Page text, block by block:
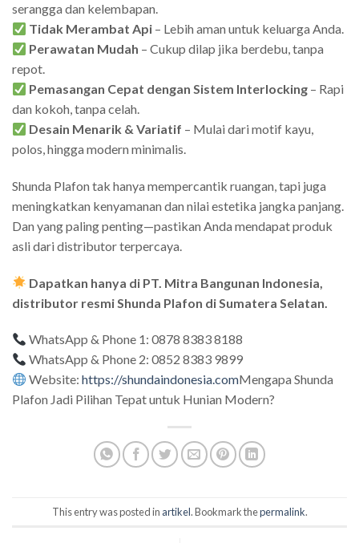
serangga dan kelembapan.
Tidak Merambat Api – Lebih aman untuk keluarga Anda.
Perawatan Mudah – Cukup dilap jika berdebu, tanpa
repot.
Pemasangan Cepat dengan Sistem Interlocking – Rapi
dan kokoh, tanpa celah.
Desain Menarik & Variatif – Mulai dari motif kayu,
polos, hingga modern minimalis.
Shunda Plafon tak hanya mempercantik ruangan, tapi juga
meningkatkan kenyamanan dan nilai estetika jangka panjang.
Dan yang paling penting—pastikan Anda mendapat produk
asli dari distributor terpercaya.
Dapatkan hanya di PT. Mitra Bangunan Indonesia,
distributor resmi Shunda Plafon di Sumatera Selatan.
WhatsApp & Phone 1: 0878 8383 8188
WhatsApp & Phone 2: 0852 8383 9899
Website:https://shundaindonesia.comMengapa Shunda
Plafon Jadi Pilihan Tepat untuk Hunian Modern?
This entry was posted in artikel. Bookmark thepermalink.